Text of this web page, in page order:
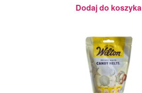
Dodaj do koszyka